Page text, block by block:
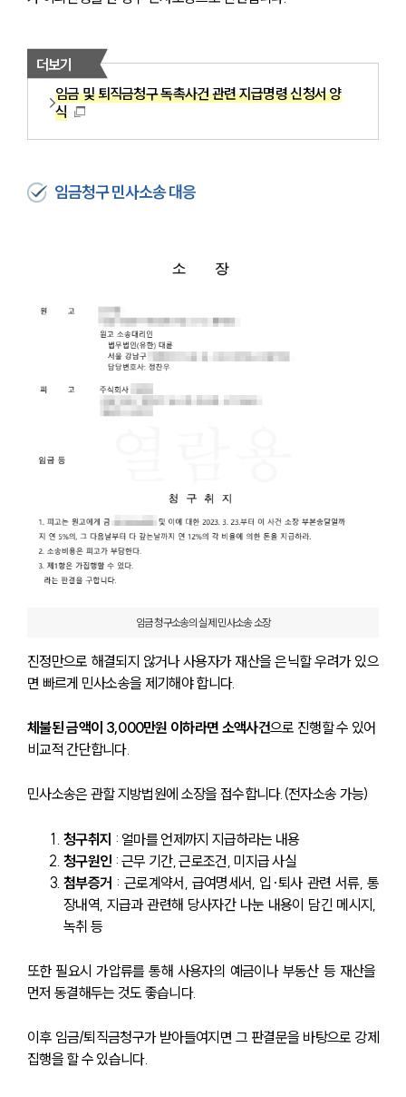
더보기
임금 및 퇴직금청구 독촉사건 관련 지급명령 신청서 양
식
임금청구 민사소송 대응
임금 청구소송의 실제 민사소송 소장
진정만으로 해결되지 않거나 사용자가 재산을 은닉할 우려가 있으
면 빠르게 민사소송을 제기해야 합니다.
체불된 금액이 3,000만원 이하라면 소액사건으로 진행할 수 있어
비교적 간단합니다.
민사소송은 관할 지방법원에 소장을 접수합니다.(전자소송 가능)
청구취지 : 얼마를 언제까지 지급하라는 내용
청구원인 : 근무 기간, 근로조건, 미지급 사실
첨부증거 : 근로계약서, 급여명세서, 입·퇴사 관련 서류, 통
장내역, 지급과 관련해 당사자간 나눈 내용이 담긴 메시지,
녹취 등
또한 필요시 가압류를 통해 사용자의 예금이나 부동산 등 재산을
먼저 동결해두는 것도 좋습니다.
이후 임금/퇴직금청구가 받아들여지면 그 판결문을 바탕으로 강제
집행을 할 수 있습니다.